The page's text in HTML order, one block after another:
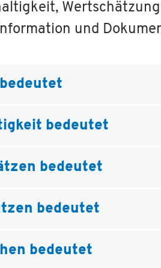
und
bedeutet
bedeutet
bedeutet
bedeutet